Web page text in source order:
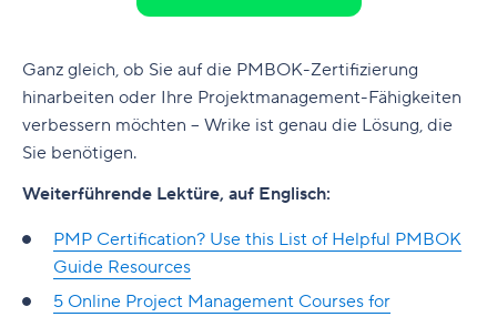
Ganz gleich, ob Sie auf die PMBOK-Zertifizierung
hinarbeiten oder Ihre Projektmanagement-Fähigkeiten
verbessern möchten – Wrike ist genau die Lösung, die
Sie benötigen.
Weiterführende Lektüre, auf Englisch:
PMP Certification? Use this List of Helpful PMBOK
Guide Resources
5 Online Project Management Courses for